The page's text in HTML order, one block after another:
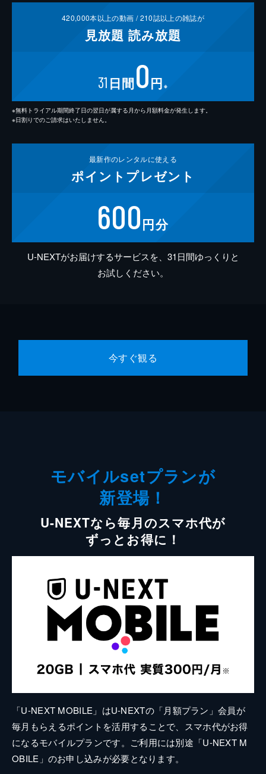
420,000本以上の動画 /210誌以上の雑誌が
見放題 読み放題
31 日間0円 ※
※無料トライアル期間終了日の翌日が属する月から月額料金が発生します。
※日割りでのご請求はいたしません。
最新作のレンタルに使える
ポイント プレゼント
600円分
U-NEXTがお届けするサービスを、31日間ゆっくりと
お試しください。
今すぐ観る
モバイルsetプランが
新登場！
U-NEXTなら毎月のスマホ代が
ずっとお得に！
「U-NEXT MOBILE」はU-NEXTの「月額プラン」会員が
毎月もらえるポイントを活用することで、スマホ代がお得
になるモバイルプランです。ご利用には別途「U-NEXT M
OBILE」のお申し込みが必要となります。